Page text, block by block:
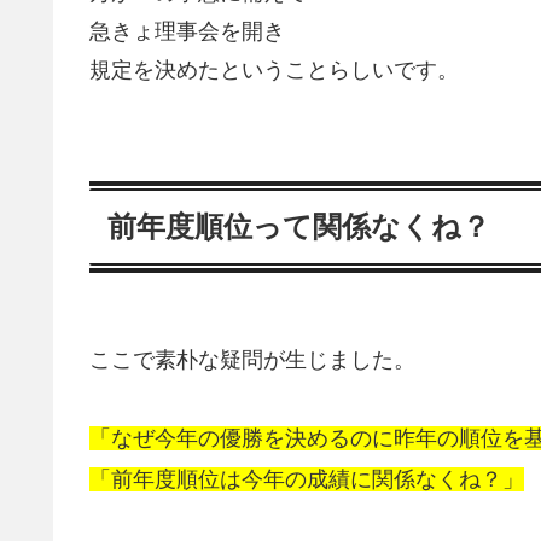
急きょ理事会を開き
規定を決めたということらしいです。
前年度順位って関係なくね？
ここで素朴な疑問が生じました。
「なぜ今年の優勝を決めるのに昨年の順位を
「前年度順位は今年の成績に関係なくね？」